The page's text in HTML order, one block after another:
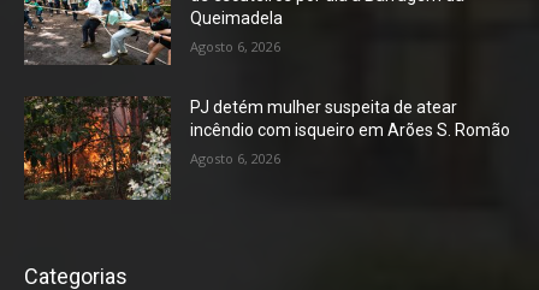
Queimadela
Agosto 6, 2026
PJ detém mulher suspeita de atear
incêndio com isqueiro em Arões S. Romão
Agosto 6, 2026
Categorias